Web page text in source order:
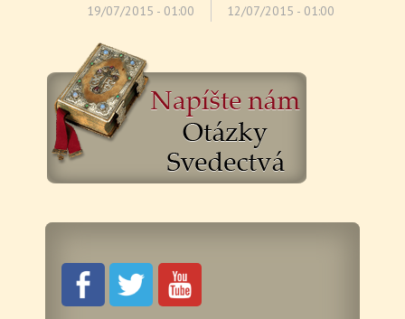
19/07/2015 - 01:00 12/07/2015 - 01:00